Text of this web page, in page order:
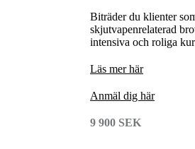
Biträder du klienter
skjutvapenrelaterad
intensiva och roliga
Läs mer här
Anmäl dig här
9 900 SEK